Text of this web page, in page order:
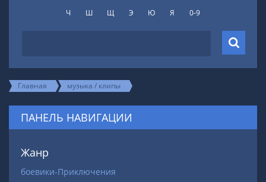
Ч
Ш Щ Э Ю Я 0-9
Главная музыка / клипы
ПАНЕЛЬ НАВИГАЦИИ
Жанр
боевики-Приключения